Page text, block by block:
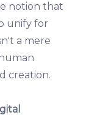
notion that
unify for
a mere
creation.